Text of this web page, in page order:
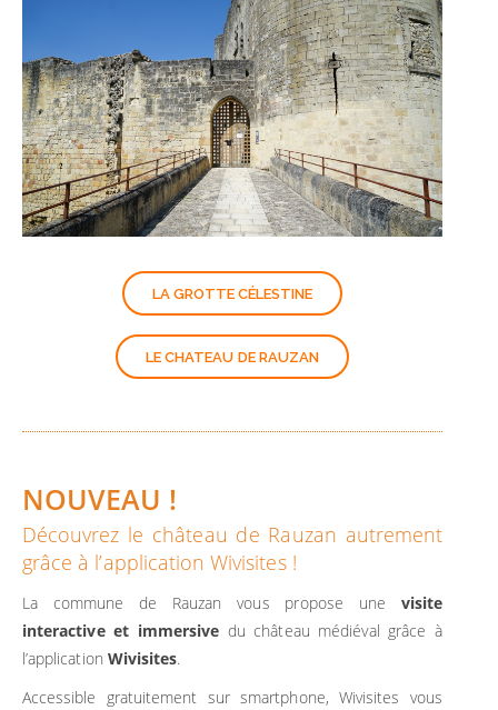
LA GROTTE CÉLESTINE
LE CHATEAU DE RAUZAN
NOUVEAU !
Découvrez le château de Rauzan autrement
grâce à l’application Wivisites !
La commune de Rauzan vous propose une visite
interactive et immersive du château médiéval grâce à
l’application Wivisites.
Accessible gratuitement sur smartphone, Wivisites vous